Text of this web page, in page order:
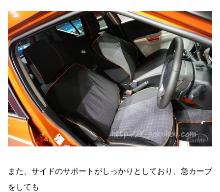
また、サイドのサポートがしっかりとしており、急カーブ
をしても